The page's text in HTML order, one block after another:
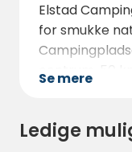
Elstad
for smukke
centrum, 50
Norges
Se mere
Ledige